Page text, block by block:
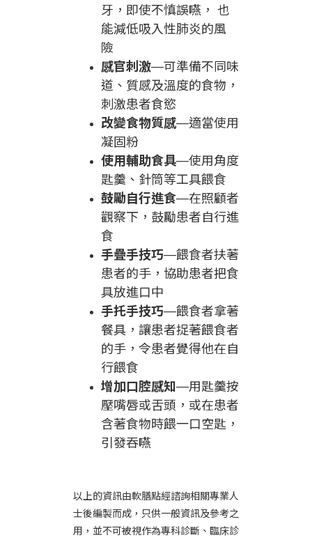
牙，即使不慎誤嚥， 也
能減低吸入性肺炎的風
險
感官刺激—可準備不同味
道、質感及溫度的食物，
刺激患者食慾
改變食物質感—適當使用
凝固粉
使用輔助食具—使用角度
匙羹、針筒等工具餵食
鼓勵自行進食—在照顧者
觀察下，鼓勵患者自行進
食
手疊手技巧—餵食者扶著
患者的手，協助患者把食
具放進口中
手托手技巧—餵食者拿著
餐具，讓患者捉著餵食者
的手，令患者覺得他在自
行餵食
增加口腔感知—用匙羹按
壓嘴唇或舌頭，或在患者
含著食物時餵一口空匙，
引發吞嚥
以上的資訊由軟膳點經諮詢相關專業人
士後編製而成，只供一般資訊及參考之
用，並不可被視作為專科診斷、臨床診